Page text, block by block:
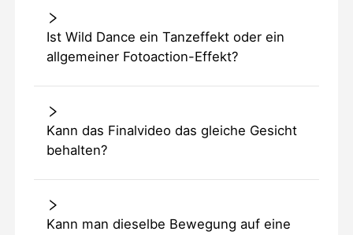
Ist Wild Dance ein Tanzeffekt oder ein
allgemeiner Fotoaction-Effekt?
Kann das Finalvideo das gleiche Gesicht
behalten?
Kann man dieselbe Bewegung auf eine